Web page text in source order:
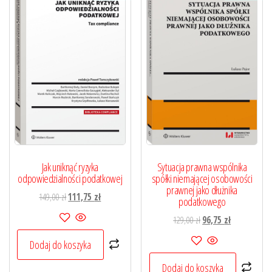
Jak uniknąć ryzyka
odpowiedzialności podatkowej
149,00złPierwotna
cena
wynosiła:
149,00 zł.
111,75 złAktualna
111,75 zł.
Dodaj do koszyka
Sytuacja prawna wspólnika
spółki niemającej osobowości
prawnej jako dłużnika
podatkowego
129,00złPierwotna
cena
wynosiła:
129,00 zł.
96,75 złAktualna
96,75 zł.
Dodaj do koszyka